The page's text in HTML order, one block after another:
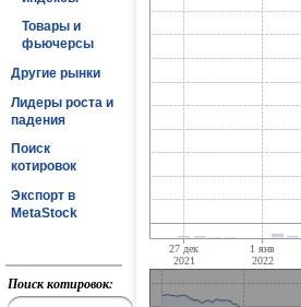
Товары и
фьючерсы
Другие рынки
Лидеры роста и
падения
Поиск
котировок
Экспорт в
MetaStock
Поиск котировок: